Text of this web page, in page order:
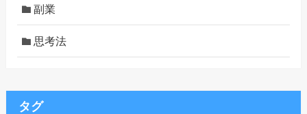
副業
思考法
タグ